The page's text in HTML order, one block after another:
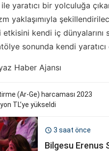
yaratıcı bir yolculuğa
yaklaşımıyla
kendi iç dünyalarını
sonunda kendi yaratıcı
Haber Ajansı
(Ar-Ge) harcaması 2023
TL’ye yükseldi
 3 saat önce
Bilgesu Erenus